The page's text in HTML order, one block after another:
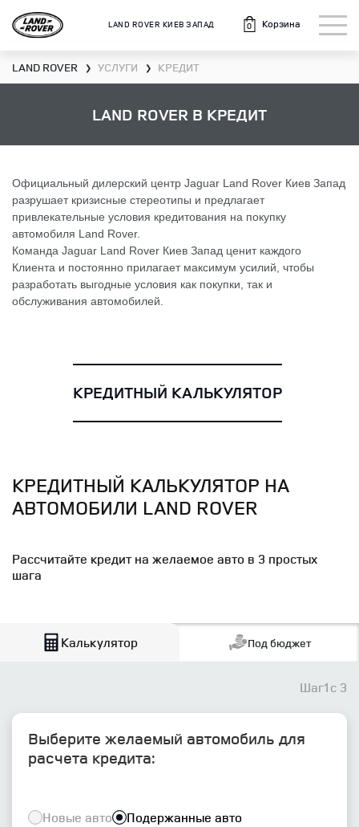
LAND ROVER КИЕВ ЗАПАД 0 Корзина
LAND ROVER ❯ УСЛУГИ ❯ КРЕДИТ
LAND ROVER В КРЕДИТ
Официальный дилерский центр Jaguar Land Rover Киев Запад
разрушает кризисные стереотипы и предлагает
привлекательные условия кредитования на покупку
автомобиля Land Rover.
Команда Jaguar Land Rover Киев Запад ценит каждого
Клиента и постоянно прилагает максимум усилий, чтобы
разработать выгодные условия как покупки, так и
обслуживания автомобилей.
КРЕДИТНЫЙ КАЛЬКУЛЯТОР
КРЕДИТНЫЙ КАЛЬКУЛЯТОР НА
АВТОМОБИЛИ LAND ROVER
Рассчитайте кредит на желаемое авто в 3 простых
шага
Калькулятор Под бюджет
Шаг1с 3
Выберите желаемый автомобиль для
расчета кредита:
Новые авто Подержанные авто